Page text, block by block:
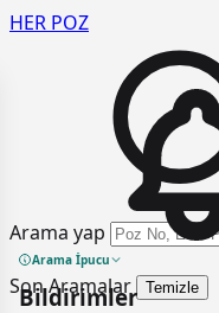
HER POZ
Arama yap
Arama İpucu
Son Aramalar Temizle
Bildirimler